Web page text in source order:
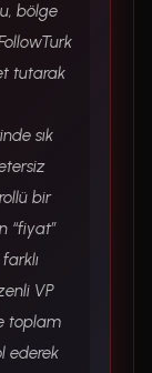
bölge
tutarak
sık
bir
“fiyat”
VP
toplam
ederek